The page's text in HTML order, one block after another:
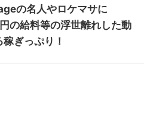
の名人やロケマサに
の給料等の浮世離れした動
ぎっぷり！